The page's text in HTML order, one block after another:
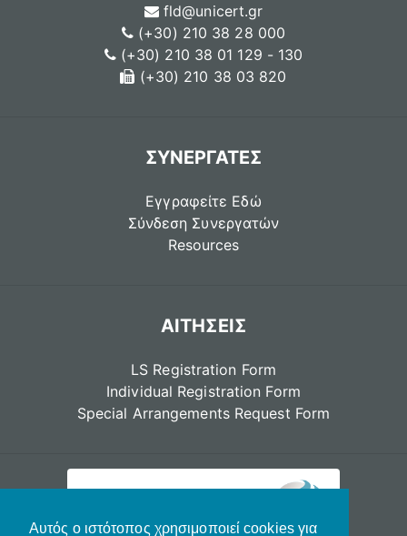
Αυτός ο ιστότοπος χρησιμοποιεί cookies για
fld@unicert.gr
(+30) 210 38 28 000
(+30) 210 38 01 129 - 130
(+30) 210 38 03 820
ΣΥΝΕΡΓΑΤΕΣ
Εγγραφείτε Εδώ
Σύνδεση Συνεργατών
Resources
ΑΙΤΗΣΕΙΣ
LS Registration Form
Individual Registration Form
Special Arrangements Request Form